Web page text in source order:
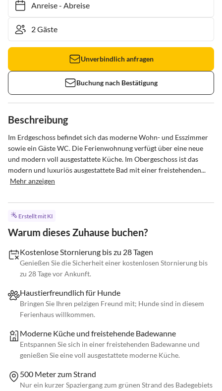
Anreise- Abreise
Unverbindlich anfragen
Buchung nach Bestätigung
Beschreibung
Im Erdgeschoss befindet sich das moderne Wohn- und Esszimmer
sowie ein Gäste WC. Die Ferienwohnung verfügt über eine neue
und modern voll ausgestattete Küche. Im Obergeschoss ist das
modern und luxuriös ausgestattete Bad mit einer freistehenden...
Mehr anzeigen
Erstellt mit KI
Warum dieses Zuhause buchen?
Kostenlose Stornierung bis zu 28 Tagen
Genießen Sie die Sicherheit einer kostenlosen Stornierung bis
zu 28 Tage vor Ankunft.
Haustierfreundlich für Hunde
Bringen Sie Ihren pelzigen Freund mit; Hunde sind in diesem
Ferienhaus willkommen.
Moderne Küche und freistehende Badewanne
Entspannen Sie sich in einer freistehenden Badewanne und
genießen Sie eine voll ausgestattete moderne Küche.
500 Meter zum Strand
Nur ein kurzer Spaziergang zum grünen Strand des Badegebiets